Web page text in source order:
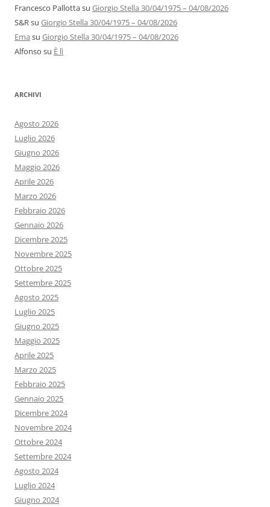
Francesco Pallottasu Giorgio Stella 30/04/1975 – 04/08/2026
S&Rsu Giorgio Stella 30/04/1975 – 04/08/2026
Ema su Giorgio Stella 30/04/1975 – 04/08/2026
Alfonso su È lì
ARCHIVI
Agosto 2026
Luglio 2026
Giugno 2026
Maggio 2026
Aprile 2026
Marzo 2026
Febbraio 2026
Gennaio 2026
Dicembre 2025
Novembre 2025
Ottobre 2025
Settembre 2025
Agosto 2025
Luglio 2025
Giugno 2025
Maggio 2025
Aprile 2025
Marzo 2025
Febbraio 2025
Gennaio 2025
Dicembre 2024
Novembre 2024
Ottobre 2024
Settembre 2024
Agosto 2024
Luglio 2024
Giugno 2024